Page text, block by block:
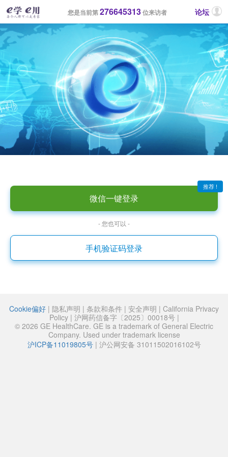
您是当前第276645313位来访者 论坛
推荐 !
微信一键登录
- 您也可以 -
手机验证码登录
Cookie偏好 | 隐私声明 | 条款和条件 | 安全声明 | California Privacy
Policy| 沪网药信备字〔2025〕00018号|
© 2026 GE HealthCare. GE is a trademark of General Electric
Company. Used under trademark license
沪ICP备11019805号| 沪公网安备 31011502016102号